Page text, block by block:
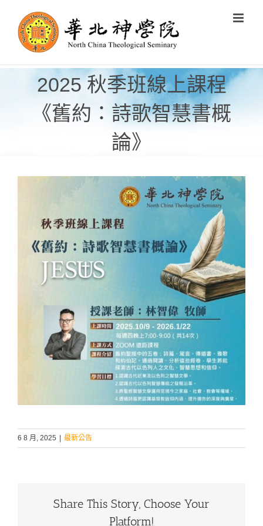
content
2025 秋季班線上課程
《舊約：詩歌智慧書概
論》
6 8 月, 2025 | 最新公告
Share This Story, Choose Your
Platform!